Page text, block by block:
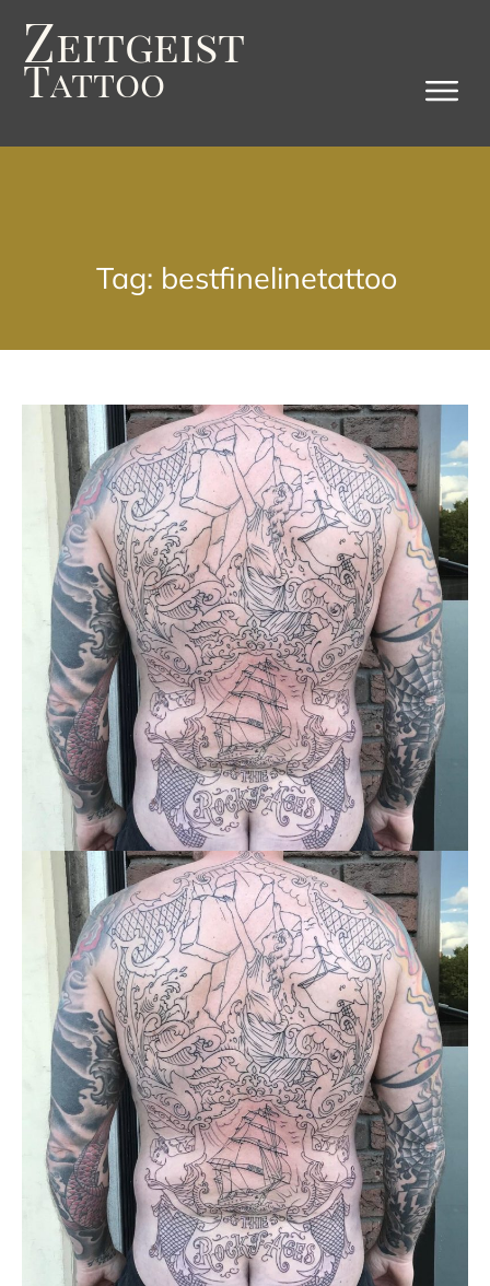
Zeitgeist
Tattoo
Tag: bestfinelinetattoo